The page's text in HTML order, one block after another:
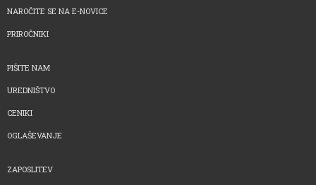
NAROČITE SE NA E-NOVICE
PRIROČNIKI
PIŠITE NAM
UREDNIŠTVO
CENIKI
OGLAŠEVANJE
ZAPOSLITEV